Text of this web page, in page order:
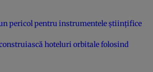
pericol pentru instrumentele ştiinţifice
hoteluri orbitale folosind